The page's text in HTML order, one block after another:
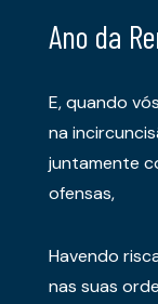
Ano da
E, quando
na
juntamente
ofensas,
Havendo
nas suas